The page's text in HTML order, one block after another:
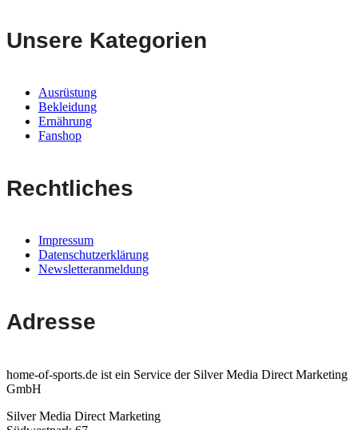
Unsere Kategorien
Ausrüstung
Bekleidung
Ernährung
Fanshop
Rechtliches
Impressum
Datenschutzerklärung
Newsletteranmeldung
Adresse
home-of-sports.de ist ein Service der Silver Media Direct Marketing
GmbH
Silver Media Direct Marketing